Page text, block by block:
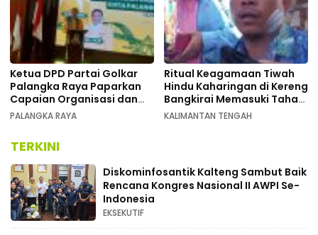
Ketua DPD Partai Golkar
Palangka Raya Paparkan
Capaian Organisasi dan
Kemenangan Pemilu pada
PALANGKA RAYA
Ritual Keagamaan Tiwah
Hindu Kaharingan di Kereng
Bangkirai Memasuki Tahap
Akhir
KALIMANTAN TENGAH
TERKINI
Diskominfosantik Kalteng Sambut Baik
Rencana Kongres Nasional II AWPI Se-
Indonesia
EKSEKUTIF